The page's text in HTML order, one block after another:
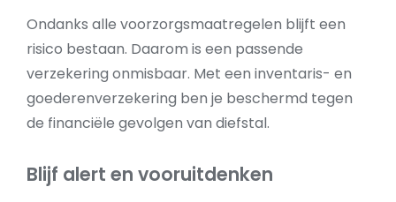
Ondanks alle voorzorgsmaatregelen blijft een
risico bestaan. Daarom is een passende
verzekering onmisbaar. Met een inventaris- en
goederenverzekering ben je beschermd tegen
de financiële gevolgen van diefstal.
Blijf alert en vooruitdenken